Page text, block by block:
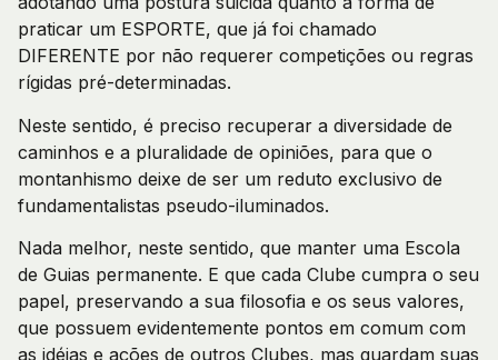
praticar um ESPORTE, que já foi chamado
DIFERENTE por não requerer competições ou regras
rígidas pré-determinadas.
Neste sentido, é preciso recuperar a diversidade de
caminhos e a pluralidade de opiniões, para que o
montanhismo deixe de ser um reduto exclusivo de
fundamentalistas pseudo-iluminados.
Nada melhor, neste sentido, que manter uma Escola
de Guias permanente. E que cada Clube cumpra o seu
papel, preservando a sua filosofia e os seus valores,
que possuem evidentemente pontos em comum com
as idéias e ações de outros Clubes, mas guardam suas